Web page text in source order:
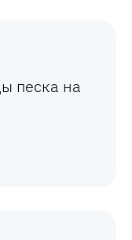
песка на